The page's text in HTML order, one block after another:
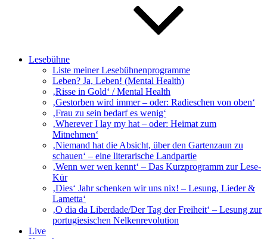
Lesebühne
Liste meiner Lesebühnenprogramme
Leben? Ja, Leben! (Mental Health)
‚Risse in Gold‘ / Mental Health
‚Gestorben wird immer – oder: Radieschen von oben‘
‚Frau zu sein bedarf es wenig‘
‚Wherever I lay my hat – oder: Heimat zum
Mitnehmen‘
‚Niemand hat die Absicht, über den Gartenzaun zu
schauen‘ – eine literarische Landpartie
‚Wenn wer wen kennt‘ – Das Kurzprogramm zur Lese-
Kür
‚Dies‘ Jahr schenken wir uns nix! – Lesung, Lieder &
Lametta‘
‚O dia da Liberdade/Der Tag der Freiheit‘ – Lesung zur
portugiesischen Nelkenrevolution
Live